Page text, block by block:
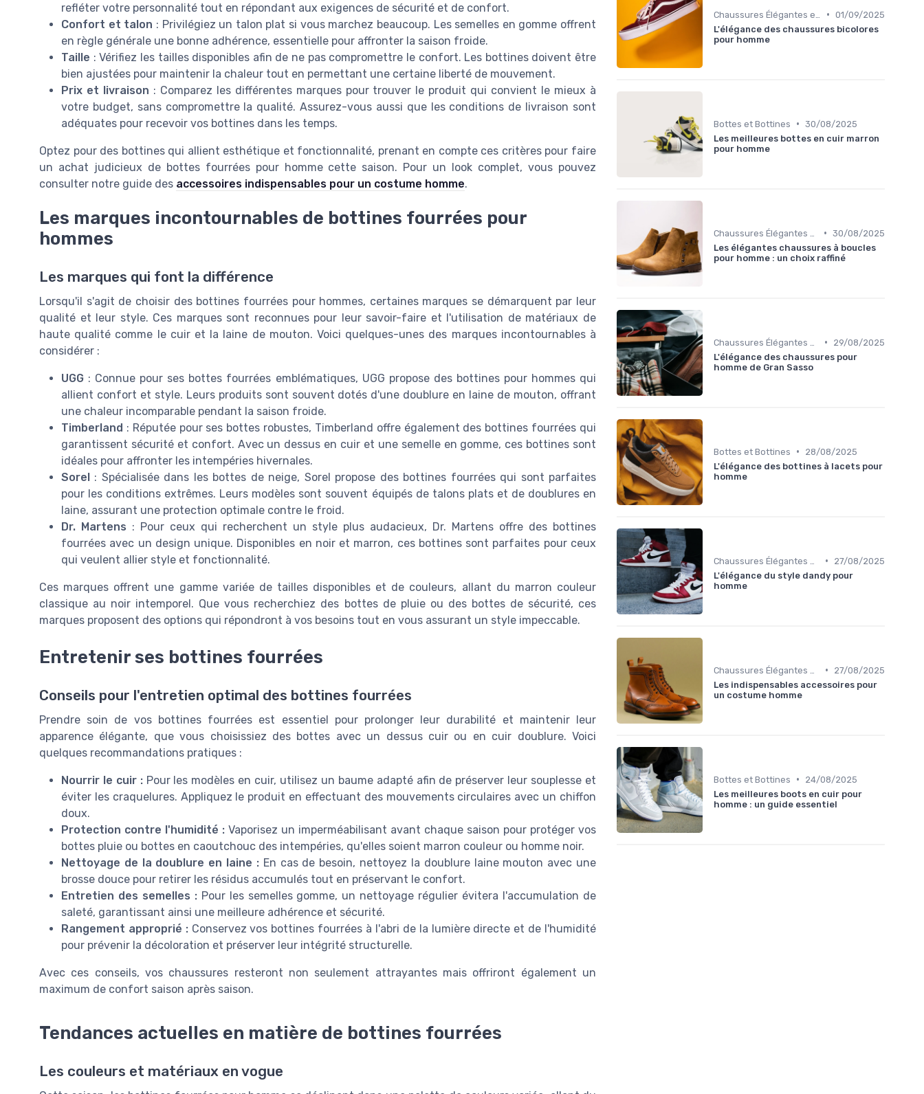
refléter votre personnalité tout en répondant aux exigences de sécurité et de confort.
Confort et talon : Privilégiez un talon plat si vous marchez beaucoup. Les semelles en gomme offrent
en règle générale une bonne adhérence, essentielle pour affronter la saison froide.
Taille : Vérifiez les tailles disponibles afin de ne pas compromettre le confort. Les bottines doivent être
bien ajustées pour maintenir la chaleur tout en permettant une certaine liberté de mouvement.
Prix et livraison : Comparez les différentes marques pour trouver le produit qui convient le mieux à
votre budget, sans compromettre la qualité. Assurez-vous aussi que les conditions de livraison sont
adéquates pour recevoir vos bottines dans les temps.
Optez pour des bottines qui allient esthétique et fonctionnalité, prenant en compte ces critères pour faire
un achat judicieux de bottes fourrées pour homme cette saison. Pour un look complet, vous pouvez
consulter notre guide des accessoires indispensables pour un costume homme.
Les marques incontournables de bottines fourrées pour
hommes
Les marques qui font la différence
Lorsqu'il s'agit de choisir des bottines fourrées pour hommes, certaines marques se démarquent par leur
qualité et leur style. Ces marques sont reconnues pour leur savoir-faire et l'utilisation de matériaux de
haute qualité comme le cuir et la laine de mouton. Voici quelques-unes des marques incontournables à
considérer :
UGG : Connue pour ses bottes fourrées emblématiques, UGG propose des bottines pour hommes qui
allient confort et style. Leurs produits sont souvent dotés d'une doublure en laine de mouton, offrant
une chaleur incomparable pendant la saison froide.
Timberland : Réputée pour ses bottes robustes, Timberland offre également des bottines fourrées qui
garantissent sécurité et confort. Avec un dessus en cuir et une semelle en gomme, ces bottines sont
idéales pour affronter les intempéries hivernales.
Sorel : Spécialisée dans les bottes de neige, Sorel propose des bottines fourrées qui sont parfaites
pour les conditions extrêmes. Leurs modèles sont souvent équipés de talons plats et de doublures en
laine, assurant une protection optimale contre le froid.
Dr. Martens : Pour ceux qui recherchent un style plus audacieux, Dr. Martens offre des bottines
fourrées avec un design unique. Disponibles en noir et marron, ces bottines sont parfaites pour ceux
qui veulent allier style et fonctionnalité.
Ces marques offrent une gamme variée de tailles disponibles et de couleurs, allant du marron couleur
classique au noir intemporel. Que vous recherchiez des bottes de pluie ou des bottes de sécurité, ces
marques proposent des options qui répondront à vos besoins tout en vous assurant un style impeccable.
Entretenir ses bottines fourrées
Conseils pour l'entretien optimal des bottines fourrées
Prendre soin de vos bottines fourrées est essentiel pour prolonger leur durabilité et maintenir leur
apparence élégante, que vous choisissiez des bottes avec un dessus cuir ou en cuir doublure. Voici
quelques recommandations pratiques :
Nourrir le cuir :Pour les modèles en cuir, utilisez un baume adapté afin de préserver leur souplesse et
éviter les craquelures. Appliquez le produit en effectuant des mouvements circulaires avec un chiffon
doux.
Protection contre l'humidité : Vaporisez un imperméabilisant avant chaque saison pour protéger vos
bottes pluie ou bottes en caoutchouc des intempéries, qu'elles soient marron couleur ou homme noir.
Nettoyage de la doublure en laine :En cas de besoin, nettoyez la doublure laine mouton avec une
brosse douce pour retirer les résidus accumulés tout en préservant le confort.
Entretien des semelles :Pour les semelles gomme, un nettoyage régulier évitera l'accumulation de
saleté, garantissant ainsi une meilleure adhérence et sécurité.
Rangement approprié :Conservez vos bottines fourrées à l'abri de la lumière directe et de l'humidité
pour prévenir la décoloration et préserver leur intégrité structurelle.
Avec ces conseils, vos chaussures resteront non seulement attrayantes mais offriront également un
maximum de confort saison après saison.
Tendances actuelles en matière de bottines fourrées
Les couleurs et matériaux en vogue
• 01/09/2025
L'élégance des chaussures bicolores
pour homme
Bottes et Bottines • 30/08/2025
Les meilleures bottes en cuir marron
pour homme
• 30/08/2025
Les élégantes chaussures à boucles
pour homme : un choix raffiné
•
29/08/2025
L'élégance des chaussures pour
homme de Gran Sasso
Bottes et Bottines •
28/08/2025
L'élégance des bottines à lacets pour
homme
•
27/08/2025
L'élégance du style dandy pour
homme
•
27/08/2025
Les indispensables accessoires pour
un costume homme
Bottes et Bottines •
24/08/2025
Les meilleures boots en cuir pour
homme : un guide essentiel